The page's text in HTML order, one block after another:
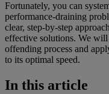
Fortunately, you can
performance-draining
clear, step-by-step
effective solutions. We
offending process and
to its optimal speed.
In this article